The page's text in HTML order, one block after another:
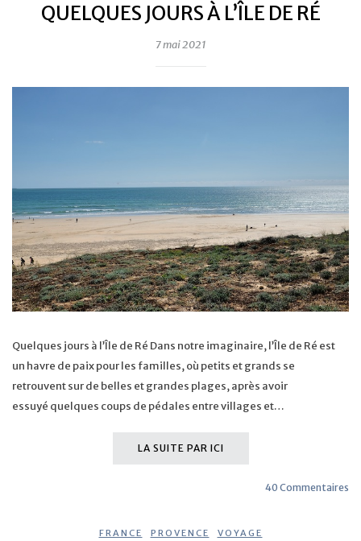
QUELQUES JOURS À L’ÎLE DE RÉ
7 mai 2021
Quelques jours à l’Île de Ré Dans notre imaginaire, l’Île de Ré est
un havre de paix pour les familles, où petits et grands se
retrouvent sur de belles et grandes plages, après avoir
essuyé quelques coups de pédales entre villages et…
LA SUITE PAR ICI
40 Commentaires
FRANCE PROVENCE VOYAGE